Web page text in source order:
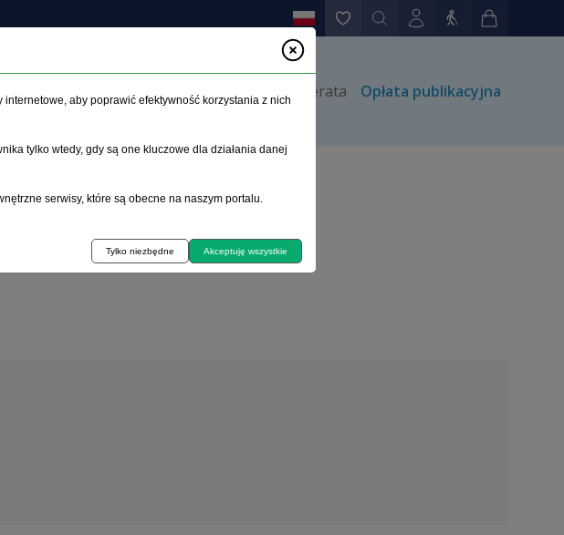
Instrukcja dla autorów Kontakt Prenumerata Opłata publikacyjna
aby poprawić efektywność korzystania z nich
tylko wtedy, gdy są one kluczowe dla działania danej
serwisy, które są obecne na naszym portalu.
Tylko niezbędne Akceptuję wszystkie